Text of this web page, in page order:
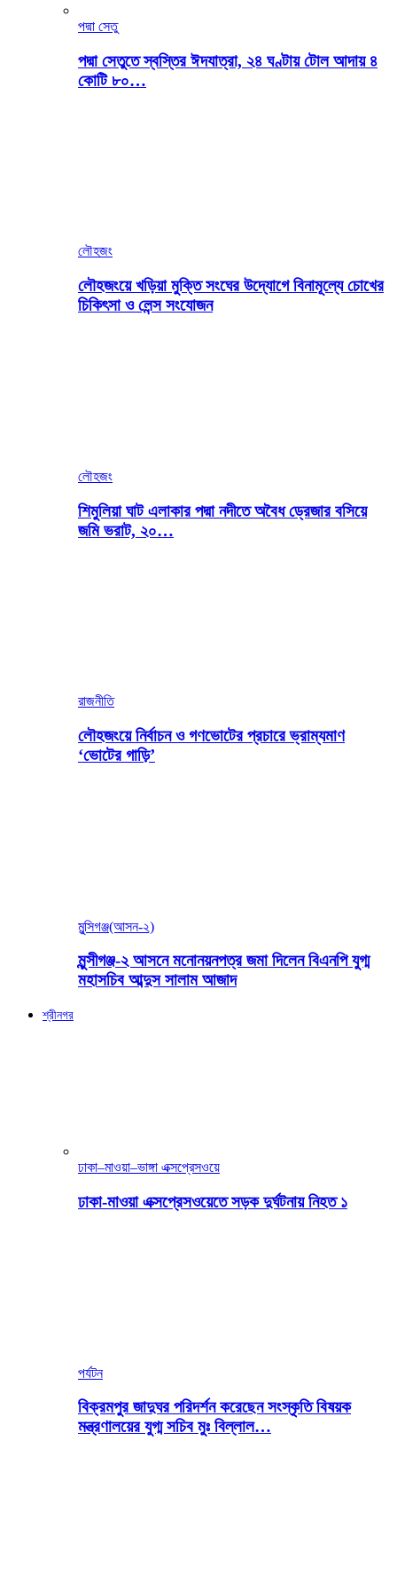
পদ্মা সেতু
পদ্মা সেতুতে স্বস্তির ঈদযাত্রা, ২৪ ঘণ্টায় টোল আদায় ৪
কোটি ৮০…
লৌহজং
লৌহজংয়ে খড়িয়া মুক্তি সংঘের উদ্যোগে বিনামূল্যে চোখের
চিকিৎসা ও লেন্স সংযোজন
লৌহজং
শিমুলিয়া ঘাট এলাকার পদ্মা নদীতে অবৈধ ড্রেজার বসিয়ে
জমি ভরাট, ২০…
রাজনীতি
লৌহজংয়ে নির্বাচন ও গণভোটের প্রচারে ভ্রাম্যমাণ
‘ভোটের গাড়ি’
মুন্সিগঞ্জ(আসন-২)
মুন্সীগঞ্জ-২ আসনে মনোনয়নপত্র জমা দিলেন বিএনপি যুগ্ম
মহাসচিব আব্দুস সালাম আজাদ
শ্রীনগর
ঢাকা–মাওয়া–ভাঙ্গা এক্সপ্রেসওয়ে
ঢাকা-মাওয়া এক্সপ্রেসওয়েতে সড়ক দুর্ঘটনায় নিহত ১
পর্যটন
বিক্রমপুর জাদুঘর পরিদর্শন করেছেন সংস্কৃতি বিষয়ক
মন্ত্রণালয়ের যুগ্ম সচিব মুঃ বিল্লাল…